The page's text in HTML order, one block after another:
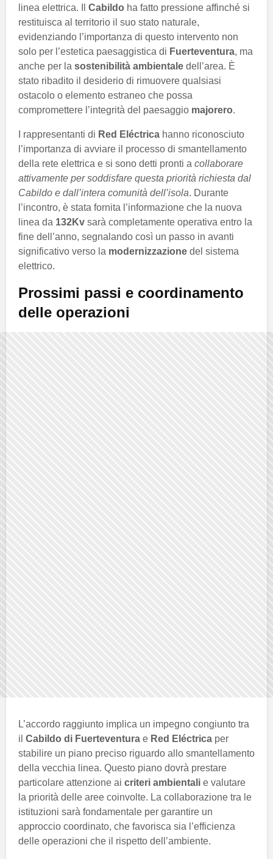
linea elettrica. Il Cabildo ha fatto pressione affinché si
restituisca al territorio il suo stato naturale,
evidenziando l’importanza di questo intervento non
solo per l’estetica paesaggistica di Fuerteventura, ma
anche per la sostenibilità ambientale dell’area. È
stato ribadito il desiderio di rimuovere qualsiasi
ostacolo o elemento estraneo che possa
compromettere l’integrità del paesaggio majorero.
I rappresentanti di Red Eléctrica hanno riconosciuto
l’importanza di avviare il processo di smantellamento
della rete elettrica e si sono detti pronti a collaborare
attivamente per soddisfare questa priorità richiesta dal
Cabildo e dall’intera comunità dell’isola. Durante
l’incontro, è stata fornita l’informazione che la nuova
linea da 132Kv sarà completamente operativa entro la
fine dell’anno, segnalando così un passo in avanti
significativo verso la modernizzazione del sistema
elettrico.
Prossimi passi e coordinamento
delle operazioni
L’accordo raggiunto implica un impegno congiunto tra
il Cabildo di Fuerteventura e Red Eléctrica per
stabilire un piano preciso riguardo allo smantellamento
della vecchia linea. Questo piano dovrà prestare
particolare attenzione ai criteri ambientali e valutare
la priorità delle aree coinvolte. La collaborazione tra le
istituzioni sarà fondamentale per garantire un
approccio coordinato, che favorisca sia l’efficienza
delle operazioni che il rispetto dell’ambiente.